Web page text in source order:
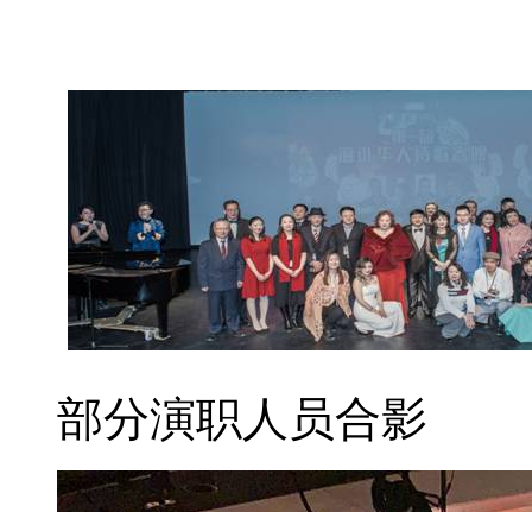
部分演职人员合影